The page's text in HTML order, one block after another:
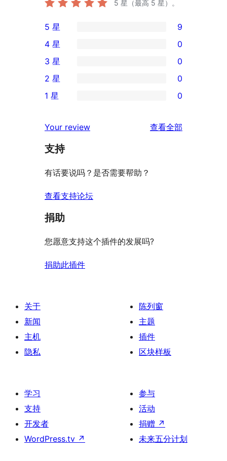
5 星（最高 5 星）。
9
条
5
星
评
5 星 9
条
4
星
价
4 星 0
0
条
3
评
价
3 星 0
条
星
评
2 星 0
1
星
价
1 星 0
Your review 查看全部
支持
有话要说吗？是否需要帮助？
查看支持论坛
捐助
您愿意支持这个插件的发展吗?
捐助此插件
关于
新闻
主机
隐私
陈列窗
主题
插件
区块样板
学习
支持
开发者
WordPress.tv ↗
参与
活动
捐赠 ↗
未来五分计划